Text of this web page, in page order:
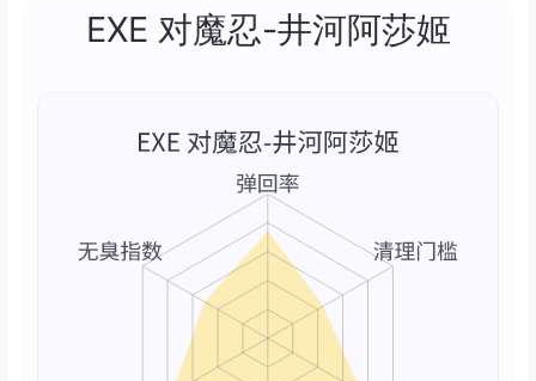
EXE 对魔忍-井河阿莎姬